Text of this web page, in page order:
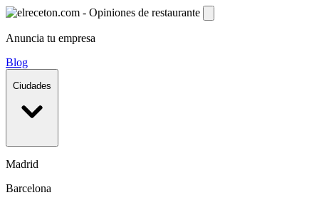
Anuncia tu empresa
Blog
Ciudades
Madrid
Barcelona